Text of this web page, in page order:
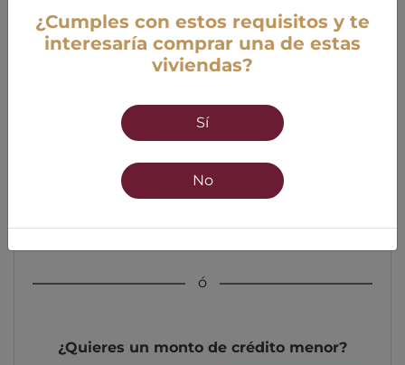
¿Cumples con estos requisitos y te
interesaría comprar una de estas
viviendas?
Sí
No
Edad
18 años mínimo 55 años máximo
ó
¿Quieres un monto de crédito menor?